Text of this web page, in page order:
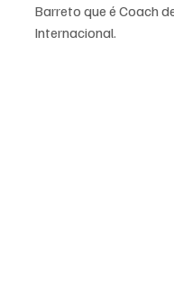
Barreto que é Coach
Internacional.